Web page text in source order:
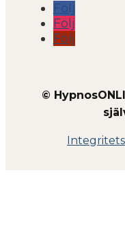
Följ
Följ
Följ
©